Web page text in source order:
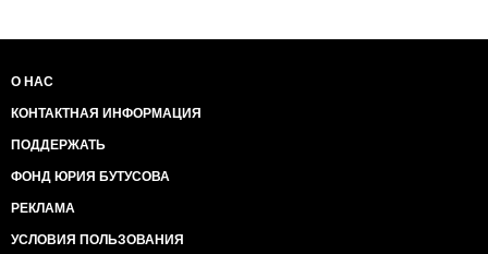
О НАС
КОНТАКТНАЯ ИНФОРМАЦИЯ
ПОДДЕРЖАТЬ
ФОНД ЮРИЯ БУТУСОВА
РЕКЛАМА
УСЛОВИЯ ПОЛЬЗОВАНИЯ